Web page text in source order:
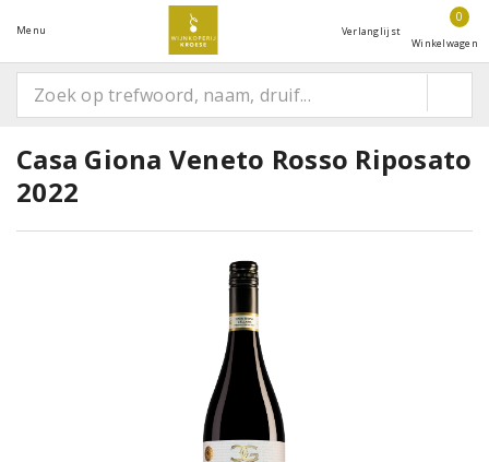
Menu Verlanglijst
0
Winkelwagen
Casa Giona Veneto Rosso Riposato
2022